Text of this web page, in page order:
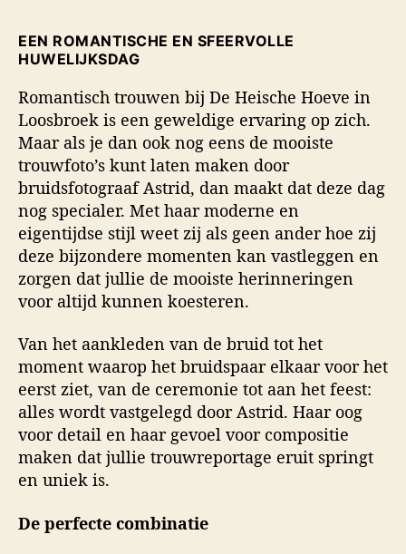
EEN ROMANTISCHE EN SFEERVOLLE
HUWELIJKSDAG
Romantisch trouwen bij De Heische Hoeve in
Loosbroek is een geweldige ervaring op zich.
Maar als je dan ook nog eens de mooiste
trouwfoto’s kunt laten maken door
bruidsfotograaf Astrid, dan maakt dat deze dag
nog specialer. Met haar moderne en
eigentijdse stijl weet zij als geen ander hoe zij
deze bijzondere momenten kan vastleggen en
zorgen dat jullie de mooiste herinneringen
voor altijd kunnen koesteren.
Van het aankleden van de bruid tot het
moment waarop het bruidspaar elkaar voor het
eerst ziet, van de ceremonie tot aan het feest:
alles wordt vastgelegd door Astrid. Haar oog
voor detail en haar gevoel voor compositie
maken dat jullie trouwreportage eruit springt
en uniek is.
De perfecte combinatie